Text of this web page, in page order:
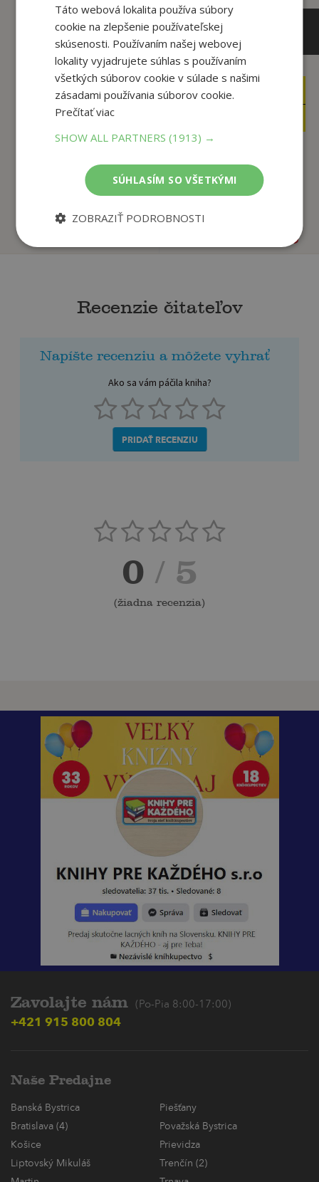
14,90 €
Dobré miesto pre
život
Daniel Luther
Na sklade
Porazme hoaxy!
Vladimír Šnídl
Na sklade
Recenzie čitateľov
Napíšte recenziu a môžete vyhrať
Ako sa vám páčila kniha?
PRIDAŤ RECENZIU
0 / 5
(žiadna recenzia)
Zavolajte nám (Po-Pia 8:00-17:00)
+421 915 800 804
Naše Predajne
Banská Bystrica
Piešťany
Bratislava (4)
Považská Bystrica
Košice
Prievidza
Liptovský Mikuláš
Trenčín (2)
Táto webová lokalita používa súbory
cookie na zlepšenie používateľskej
skúsenosti. Používaním našej webovej
lokality vyjadrujete súhlas s používaním
všetkých súborov cookie v súlade s našimi
zásadami používania súborov cookie.
Prečítať viac
SHOW ALL PARTNERS(1913) →
SÚHLASÍM SO VŠETKÝMI
ZOBRAZIŤ PODROBNOSTI